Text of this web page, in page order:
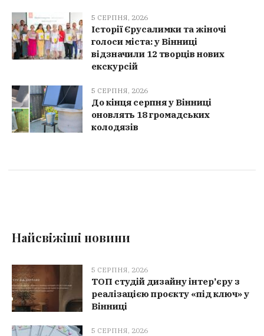
5 СЕРПНЯ, 2026
Історії Єрусалимки та жіночі
голоси міста: у Вінниці
відзначили 12 творців нових
екскурсій
5 СЕРПНЯ, 2026
До кінця серпня у Вінниці
оновлять 18 громадських
колодязів
Найсвіжіші новини
5 СЕРПНЯ, 2026
ТОП студій дизайну інтер’єру з
реалізацією проєкту «під ключ» у
Вінниці
5 СЕРПНЯ, 2026